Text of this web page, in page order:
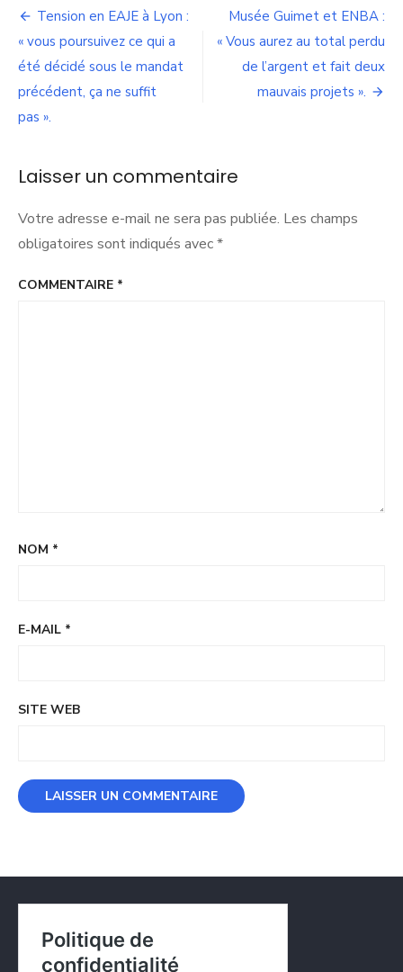
« nous
voulons
que
la
parole
réellement
Navigation
de
l’article
Tension en EAJE à Lyon :
« vous poursuivez ce qui a
été décidé sous le mandat
précédent, ça ne suffit
pas ».
Musée Guimet et ENBA :
« Vous aurez au total perdu
de l’argent et fait deux
mauvais projets ».
Laisser un commentaire
Votre adresse e-mail ne sera pas publiée. Les champs
obligatoires sont indiqués avec*
COMMENTAIRE *
NOM *
E-MAIL *
SITE WEB